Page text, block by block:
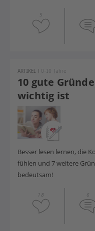
5
10 gute
wichtig ist
ARTIKEL | 0-10 Jahre
Besser lesen lernen, die
fühlen und 7 weitere
bedeutsam!
18 6